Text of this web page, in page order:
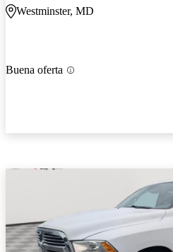
Westminster, MD
Buena oferta